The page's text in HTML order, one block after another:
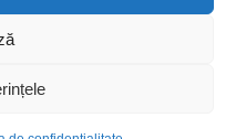
confidențialitate
Argo Real Estate